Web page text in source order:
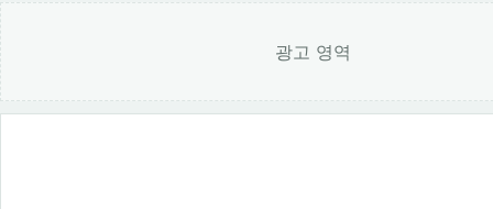
광고 영역